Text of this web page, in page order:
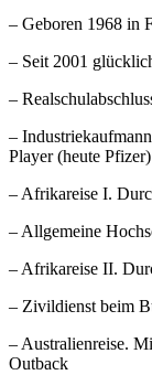
– Geboren 1968 in
– Seit 2001
–
–
Player (heute Pfizer)
– Afrikareise I.
– Allgemeine
– Afrikareise II.
– Zivildienst beim
– Australienreise.
Outback